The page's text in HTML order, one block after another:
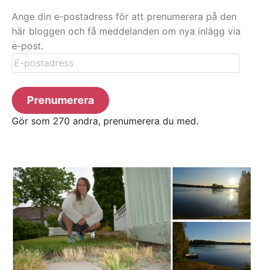
Ange din e-postadress för att prenumerera på den
här bloggen och få meddelanden om nya inlägg via
e-post.
E-
postadress
Prenumerera
Gör som 270 andra, prenumerera du med.